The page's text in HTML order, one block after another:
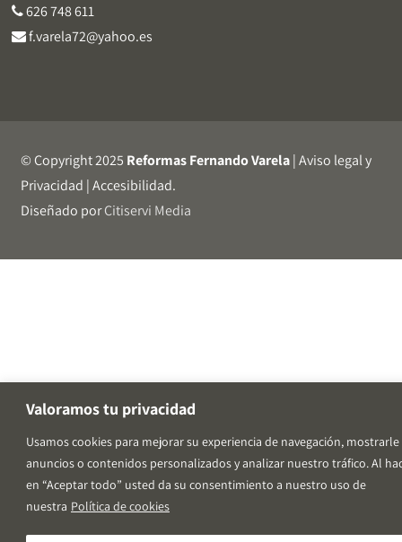
Valoramos tu privacidad
Usamos cookies para mejorar su experiencia de navegación, mostrarle
anuncios o contenidos personalizados y analizar nuestro tráfico. Al
en “Aceptar todo” usted da su consentimiento a nuestro uso de
nuestra Política de cookies
626 748 611
f.varela72@yahoo.es
© Copyright 2025 Reformas Fernando Varela|Aviso legal y
Privacidad |Accesibilidad.
Diseñado porCitiservi Media